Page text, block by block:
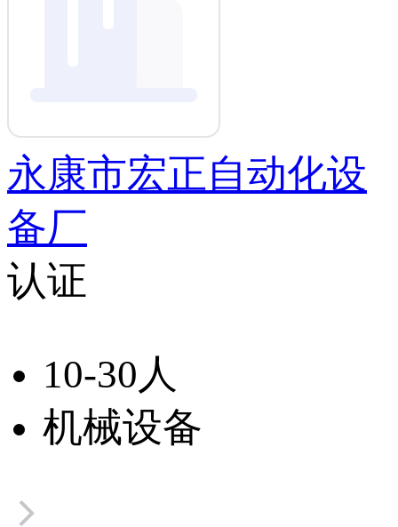
永康市宏正自动化设
备厂
认证
10-30人
机械设备